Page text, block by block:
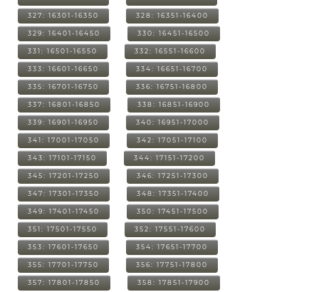
327: 16301-16350 328: 16351-16400
329: 16401-16450 330: 16451-16500
331: 16501-16550 332: 16551-16600
333: 16601-16650 334: 16651-16700
335: 16701-16750 336: 16751-16800
337: 16801-16850 338: 16851-16900
339: 16901-16950 340: 16951-17000
341: 17001-17050 342: 17051-17100
343: 17101-17150 344: 17151-17200
345: 17201-17250 346: 17251-17300
347: 17301-17350 348: 17351-17400
349: 17401-17450 350: 17451-17500
351: 17501-17550 352: 17551-17600
353: 17601-17650 354: 17651-17700
355: 17701-17750 356: 17751-17800
357: 17801-17850 358: 17851-17900